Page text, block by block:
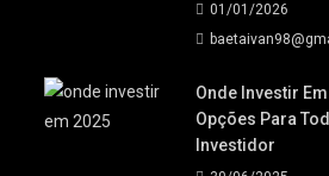
01/01/2026
Onde Investir
Opções Para
Investidor